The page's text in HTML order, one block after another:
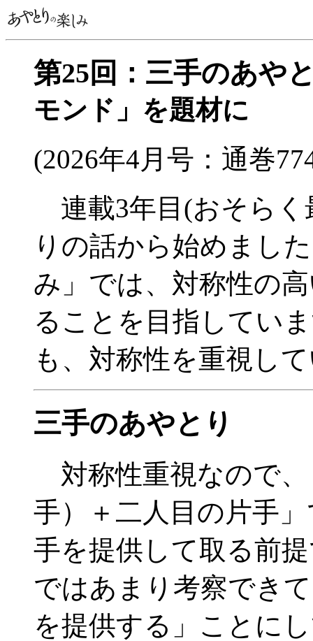
第25回：三手のあ
モンド」を題材に
(2026年4月号：通巻
連載3年目(おそらく
りの話から始めまし
み」では、対称性の
ることを目指してい
も、対称性を重視し
三手のあやとり
対称性重視なので、
手）＋二人目の片手
手を提供して取る前
ではあまり考察でき
を提供する」ことに